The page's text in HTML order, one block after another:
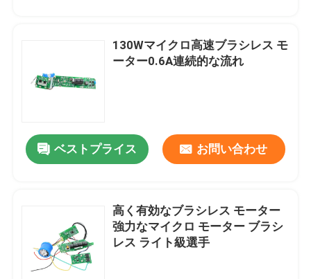
ビデオ
130Wマイクロ高速ブラシレス モ
ーター0.6A連続的な流れ
ベストプライス お問い合わせ
高く有効なブラシレス モーター
強力なマイクロ モーター ブラシ
レス ライト級選手